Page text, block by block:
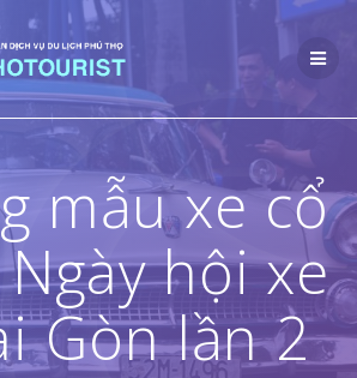
Skip
to
content
mẫu xe cổ
hội xe
Gòn lần 2